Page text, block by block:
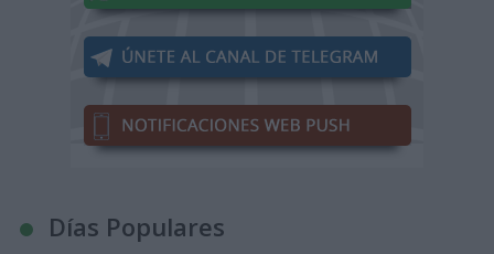
Días Populares